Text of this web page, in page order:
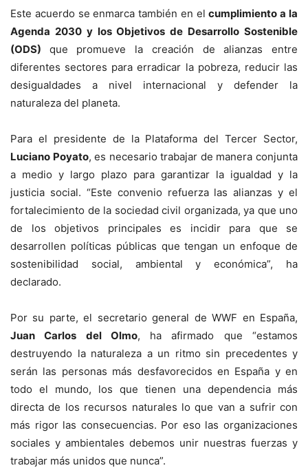
Este acuerdo se enmarca también en elcumplimiento a la
Agenda 2030 y los Objetivos de Desarrollo Sostenible
(ODS) que promueve la creación de alianzas entre
diferentes sectores para erradicar la pobreza, reducir las
desigualdades a nivel internacional y defender la
naturaleza del planeta.
Para el presidente de la Plataforma del Tercer Sector,
Luciano Poyato, es necesario trabajar de manera conjunta
a medio y largo plazo para garantizar la igualdad y la
justicia social. “Este convenio refuerza las alianzas y el
fortalecimiento de la sociedad civil organizada, ya que uno
de los objetivos principales es incidir para que se
desarrollen políticas públicas que tengan un enfoque de
sostenibilidad social, ambiental y económica”, ha
declarado.
Por su parte, el secretario general de WWF en España,
Juan Carlos del Olmo, ha afirmado que “estamos
destruyendo la naturaleza a un ritmo sin precedentes y
serán las personas más desfavorecidos en España y en
todo el mundo, los que tienen una dependencia más
directa de los recursos naturales lo que van a sufrir con
más rigor las consecuencias. Por eso las organizaciones
sociales y ambientales debemos unir nuestras fuerzas y
trabajar más unidos que nunca”.